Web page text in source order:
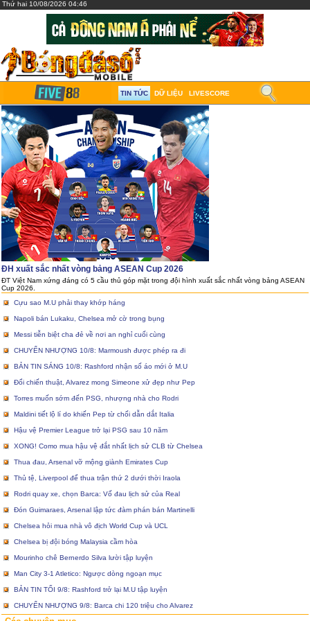
Thứ hai 10/08/2026 04:46
TIN TỨC DỮ LIỆU LIVESCORE
ĐH xuất sắc nhất vòng bảng ASEAN Cup 2026
ĐT Việt Nam xứng đáng có 5 cầu thủ góp mặt trong đội hình xuất sắc nhất vòng bảng ASEAN
Cup 2026.
Cựu sao M.U phải thay khớp háng
Napoli bán Lukaku, Chelsea mở cờ trong bụng
Messi tiễn biệt cha đẻ về nơi an nghỉ cuối cùng
CHUYỂN NHƯỢNG 10/8: Marmoush được phép ra đi
BẢN TIN SÁNG 10/8: Rashford nhận số áo mới ở M.U
Đổi chiến thuật, Alvarez mong Simeone xử đẹp như Pep
Torres muốn sớm đến PSG, nhượng nhà cho Rodri
Maldini tiết lộ lí do khiến Pep từ chối dẫn dắt Italia
Hậu vệ Premier League trở lại PSG sau 10 năm
XONG! Como mua hậu vệ đắt nhất lịch sử CLB từ Chelsea
Thua đau, Arsenal vỡ mộng giành Emirates Cup
Thủ tệ, Liverpool để thua trận thứ 2 dưới thời Iraola
Rodri quay xe, chọn Barca: Vố đau lịch sử của Real
Đón Guimaraes, Arsenal lập tức đàm phán bán Martinelli
Chelsea hỏi mua nhà vô địch World Cup và UCL
Chelsea bị đội bóng Malaysia cầm hòa
Mourinho chê Bernerdo Silva lười tập luyện
Man City 3-1 Atletico: Ngược dòng ngoạn mục
BẢN TIN TỐI 9/8: Rashford trở lại M.U tập luyện
CHUYỂN NHƯỢNG 9/8: Barca chi 120 triệu cho Alvarez